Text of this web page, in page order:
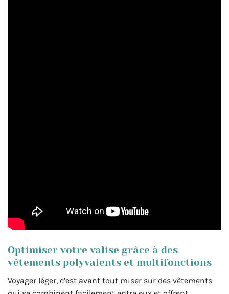
Optimiser votre valise grâce à des
vêtements polyvalents et multifonctions
Voyager léger, c’est avant tout miser sur des vêtements